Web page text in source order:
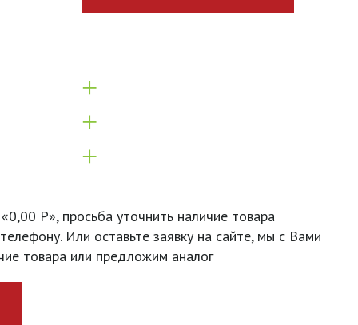
+
+
+
Р», просьба уточнить наличие товара
Или оставьте заявку на сайте, мы с Вами
товара или предложим аналог